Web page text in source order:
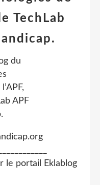
TechLab
le portail Eklablog